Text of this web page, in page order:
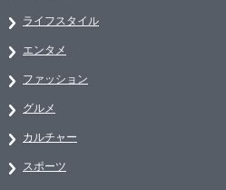
ライフスタイル
エンタメ
ファッション
グルメ
カルチャー
スポーツ